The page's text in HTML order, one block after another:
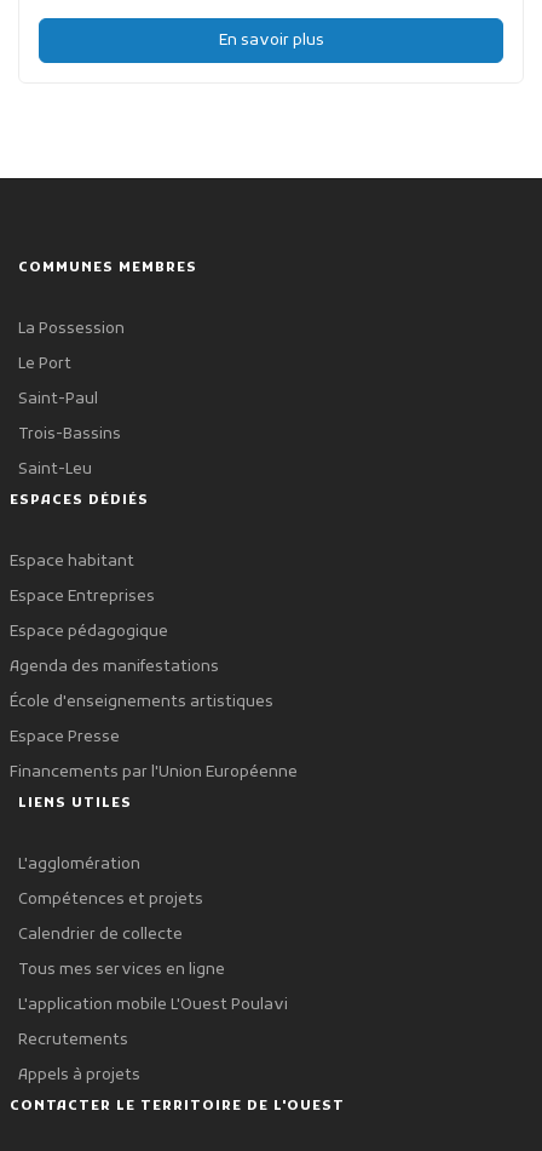
En savoir plus
COMMUNES MEMBRES
La Possession
Le Port
Saint-Paul
Trois-Bassins
Saint-Leu
ESPACES DÉDIÉS
Espace habitant
Espace Entreprises
Espace pédagogique
Agenda des manifestations
École d'enseignements artistiques
Espace Presse
Financements par l'Union Européenne
LIENS UTILES
L'agglomération
Compétences et projets
Calendrier de collecte
Tous mes services en ligne
L'application mobile L'Ouest Poulavi
Recrutements
Appels à projets
CONTACTER LE TERRITOIRE DE L'OUEST